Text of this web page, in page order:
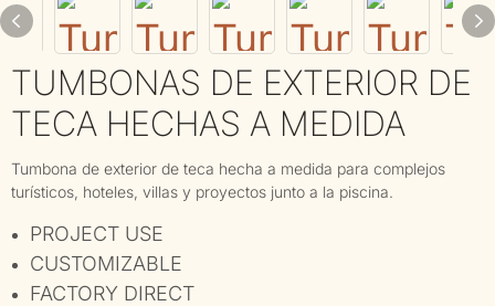
TUMBONAS DE EXTERIOR DE
TECA HECHAS A MEDIDA
Tumbona de exterior de teca hecha a medida para complejos
turísticos, hoteles, villas y proyectos junto a la piscina.
PROJECT USE
CUSTOMIZABLE
FACTORY DIRECT